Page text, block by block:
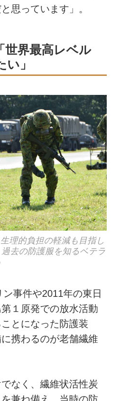
思っています」。
世界最高レベル
」
理的負担の軽減も目指し
去の防護服を知るベテラ
事件や2011年の東日
１原発での放水活動
とになった防護装
携わるのが老舗繊維
なく、繊維状活性炭